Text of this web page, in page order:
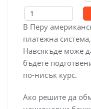
Amount
В Перу
платежна
Навсякъде може
бъдете
по-нисък курс.
Ако решите да